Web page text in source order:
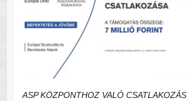
ASP KÖZPONTHOZ VALÓ CSATLAKOZÁS